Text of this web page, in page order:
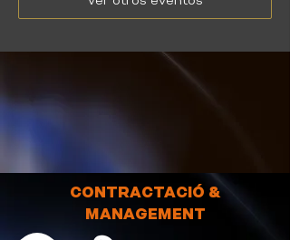
CONTRACTACIÓ &
MANAGEMENT